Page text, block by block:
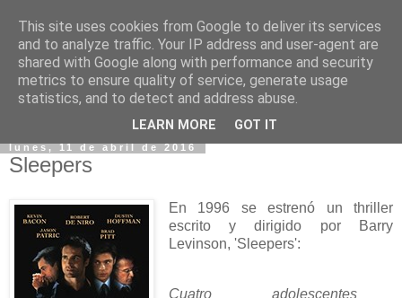
lunes, 11 de abril de 2016
Sleepers
En 1996 se estrenó un thriller
escrito y dirigido por Barry
Levinson, 'Sleepers':
Cuatro adolescentes
This site uses cookies from Google to deliver its services
and to analyze traffic. Your IP address and user-agent are
shared with Google along with performance and security
metrics to ensure quality of service, generate usage
statistics, and to detect and address abuse.
LEARN MORE GOT IT